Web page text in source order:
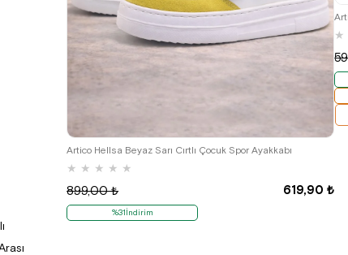
Artico Hellsa Beyaz Sarı Cırtlı Çocuk Spor Ayakkabı
★ ★ ★ ★ ★
619,90 ₺
899,00 ₺
%31İndirim
★